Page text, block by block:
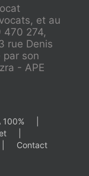
et au
470 274,
rue Denis
par son
- APE
100%
Contact